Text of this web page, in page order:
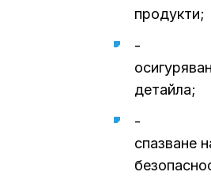
продукти;
-
детайла;
-
спазване